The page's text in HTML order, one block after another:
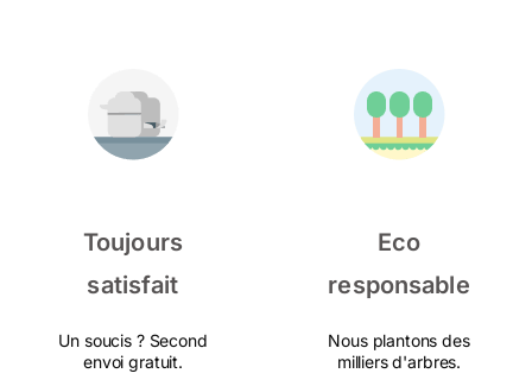
Toujours
satisfait
Un soucis ? Second
envoi gratuit.
Eco
responsable
Nous plantons des
milliers d'arbres.